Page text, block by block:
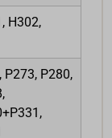
H302,
P273, P280,